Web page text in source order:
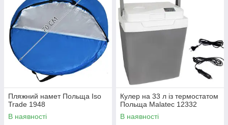
Пляжний намет Польща Iso
Trade 1948
В наявності
Кулер на 33 л із термостатом
Польща Malatec 12332
В наявності